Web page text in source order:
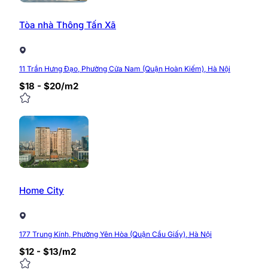
Sun Office là đối tác cho thuê trực tiếp
https://www.facebook.com/
Hotline:0968.382.682
Địa chỉ:Tòa nhà CIC Tower, Trung Kính, Cầu
0/5(0 Reviews)
Tòa nhà Thông Tấn Xã
11 Trần Hưng Đạo, Phường Cửa Nam (Quận Hoàn Kiếm), Hà Nội
$18 - $20/m2
Home City
177 Trung Kính, Phường Yên Hòa (Quận Cầu Giấy), Hà Nội
$12 - $13/m2